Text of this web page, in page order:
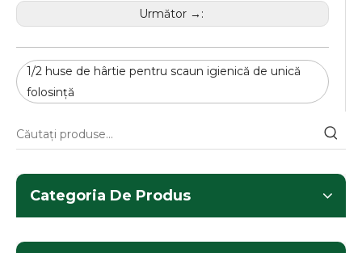
Următor →:
1/2 huse de hârtie pentru scaun igienică de unică
folosință
Categoria De Produs